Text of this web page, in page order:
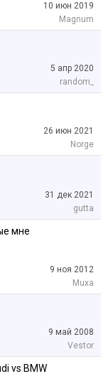
10 июн 2019
Magnum
5 апр 2020
random_
26 июн 2021
Norge
31 дек 2021
gutta
мне
9 ноя 2012
Muxa
9 май 2008
Vestor
vs BMW